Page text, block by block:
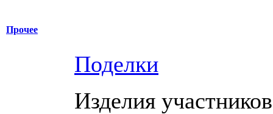
Прочее
Поделки
Изделия участников